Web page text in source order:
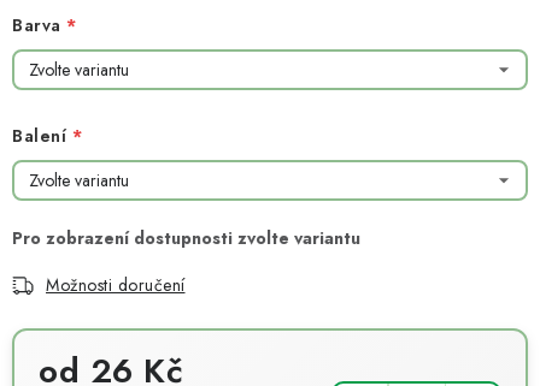
Barva
Balení
Možnosti doručení
od 26 Kč